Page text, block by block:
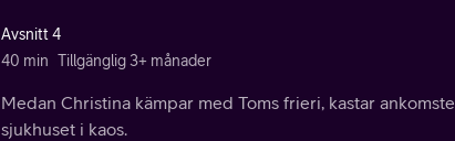
Avsnitt 4
40 min Tillgänglig 3+ månader
Medan Christina kämpar med Toms frieri, kastar
sjukhuset i kaos.